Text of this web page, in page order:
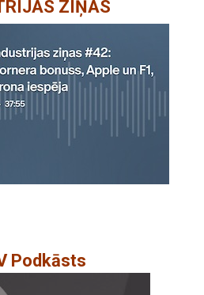
ZIŅAS
Podkāsts